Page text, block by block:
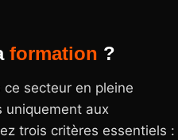
formation ?
secteur en pleine
uniquement aux
trois critères essentiels :